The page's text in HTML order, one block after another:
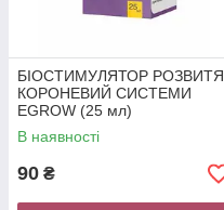
БІОСТИМУЛЯТОР РОЗВИТЯ
КОРОНЕВИЙ СИСТЕМИ
EGROW (25 мл)
В наявності
90 ₴